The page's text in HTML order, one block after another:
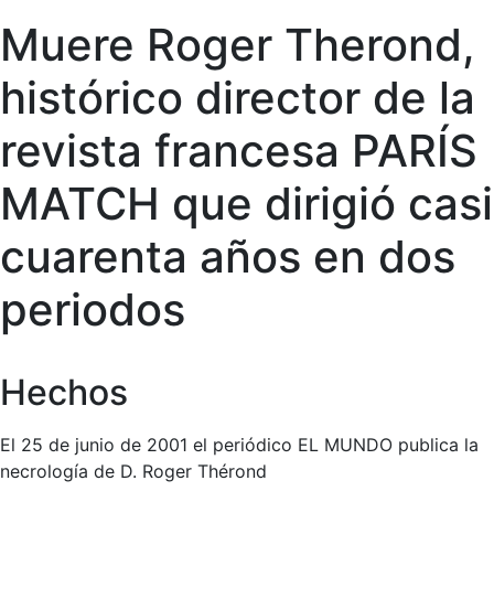
Muere Roger Therond,
histórico director de la
revista francesa PARÍS
MATCH que dirigió casi
cuarenta años en dos
periodos
Hechos
El 25 de junio de 2001 el periódico EL MUNDO publica la
necrología de D. Roger Thérond